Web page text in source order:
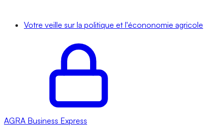
Votre veille sur la politique et l'écononomie agricole
AGRA Business Express